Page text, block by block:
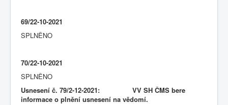
69/22-10-2021
SPLNĚNO
70/22-10-2021
SPLNĚNO
Usnesení č. 79/2-12-2021: VV SH ČMS bere
informace o plnění usnesení na vědomí.